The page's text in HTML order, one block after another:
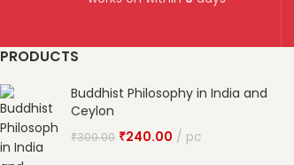
PRODUCTS
Buddhist Philosophy in India and
Ceylon
₹300.00 ₹240.00 pc